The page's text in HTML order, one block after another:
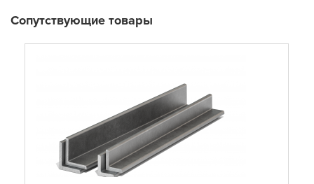
Сопутствующие товары